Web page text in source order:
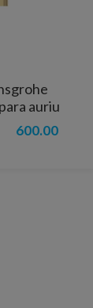
auriu
600.00